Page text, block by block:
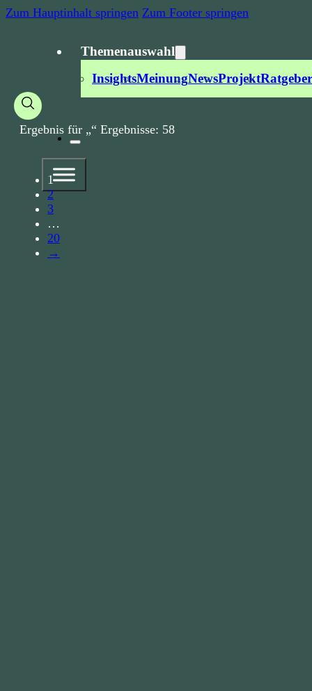
Zum Hauptinhalt springen Zum Footer springen
Themenauswahl
InsightsMeinungNewsProjektRatgeber
Ergebnis für „“ Ergebnisse: 58
1
2
3
…
20
→